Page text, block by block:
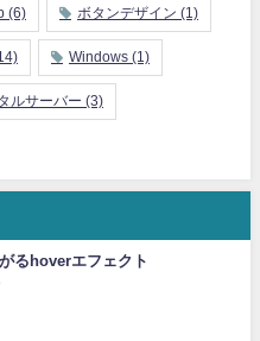
(6) ボタンデザイン (1)
Windows (1)
ルサーバー (3)
るhoverエフェクト